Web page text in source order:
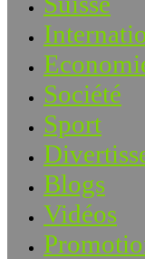
Société
Sport
Blogs
Vidéos